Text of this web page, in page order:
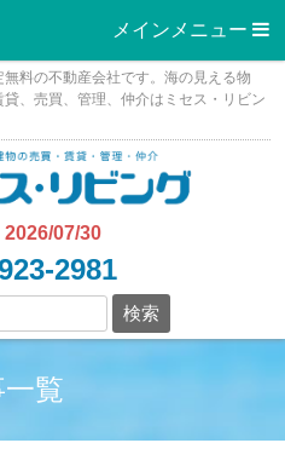
メインメニュー 
料の不動産会社です。海の見える物
、売買、管理、仲介はミセス・リビン
07/30
2981
覧